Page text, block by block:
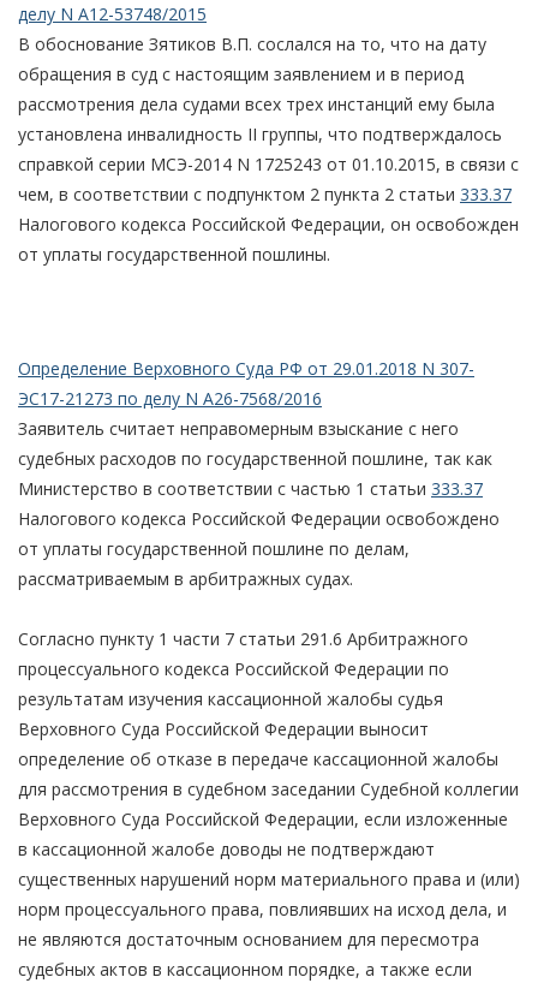
делу N А12-53748/2015
В обоснование Зятиков В.П. сослался на то, что на дату
обращения в суд с настоящим заявлением и в период
рассмотрения дела судами всех трех инстанций ему была
установлена инвалидность II группы, что подтверждалось
справкой серии МСЭ-2014 N 1725243 от 01.10.2015, в связи с
чем, в соответствии с подпунктом 2 пункта 2 статьи 333.37
Налогового кодекса Российской Федерации, он освобожден
от уплаты государственной пошлины.
Определение Верховного Суда РФ от 29.01.2018 N 307-
ЭС17-21273 по делу N А26-7568/2016
Заявитель считает неправомерным взыскание с него
судебных расходов по государственной пошлине, так как
Министерство в соответствии с частью 1 статьи 333.37
Налогового кодекса Российской Федерации освобождено
от уплаты государственной пошлине по делам,
рассматриваемым в арбитражных судах.
Согласно пункту 1 части 7 статьи 291.6 Арбитражного
процессуального кодекса Российской Федерации по
результатам изучения кассационной жалобы судья
Верховного Суда Российской Федерации выносит
определение об отказе в передаче кассационной жалобы
для рассмотрения в судебном заседании Судебной коллегии
Верховного Суда Российской Федерации, если изложенные
в кассационной жалобе доводы не подтверждают
существенных нарушений норм материального права и (или)
норм процессуального права, повлиявших на исход дела, и
не являются достаточным основанием для пересмотра
судебных актов в кассационном порядке, а также если